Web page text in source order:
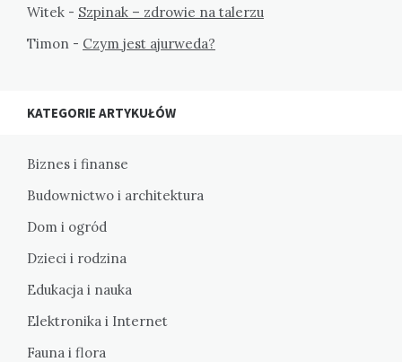
Witek - Szpinak – zdrowie na talerzu
Timon - Czym jest ajurweda?
KATEGORIE ARTYKUŁÓW
Biznes i finanse
Budownictwo i architektura
Dom i ogród
Dzieci i rodzina
Edukacja i nauka
Elektronika i Internet
Fauna i flora